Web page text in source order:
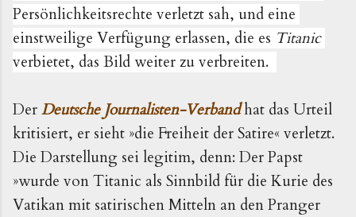
Persönlichkeitsrechte verletzt sah, und eine
einstweilige Verfügung erlassen, die es
Titanic
verbietet, das Bild weiter zu verbreiten.
Der Deutsche Journalisten-Verband hat das Urteil
kritisiert, er sieht »die Freiheit der Satire« verletzt.
Die Darstellung sei legitim, denn: Der Papst
»wurde von Titanic als Sinnbild für die Kurie des
Vatikan mit satirischen Mitteln an den Pranger